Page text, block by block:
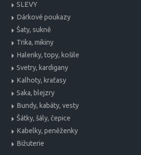
SLEVY
Dárkové poukazy
Šaty, sukně
Trika, mikiny
Halenky, topy, košile
Svetry, kardigany
Kalhoty, kraťasy
Saka, blejzry
Bundy, kabáty, vesty
Šátky, šály, čepice
Kabelky, peněženky
Bižuterie